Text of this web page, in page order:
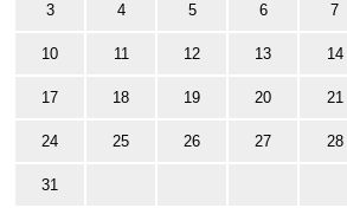
3 4 5 6 7
10 11 12 13 14
17 18 19 20 21
24 25 26 27 28
31